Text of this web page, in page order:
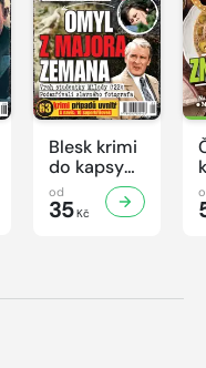
Blesk krimi
do kapsy
č.5/2026
od
35Kč